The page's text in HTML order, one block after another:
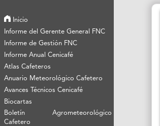
Inicio
Informe del Gerente General FNC
Informe de Gestión FNC
Informe Anual Cenicafé
Atlas Cafeteros
Anuario Meteorológico Cafetero
Avances Técnicos Cenicafé
Biocartas
Boletín Agrometeorológico
Cafetero